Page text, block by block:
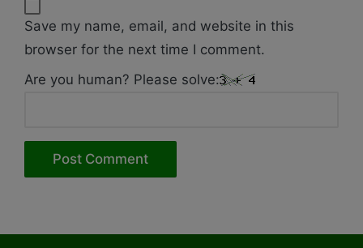
Save my name, email, and website in this
browser for the next time I comment.
Are you human? Please solve: